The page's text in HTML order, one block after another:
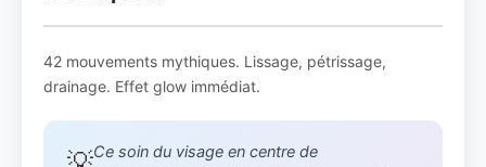
42 mouvements mythiques. Lissage, pétrissage,
drainage. Effet glow immédiat.
Ce soin du visage en centre de